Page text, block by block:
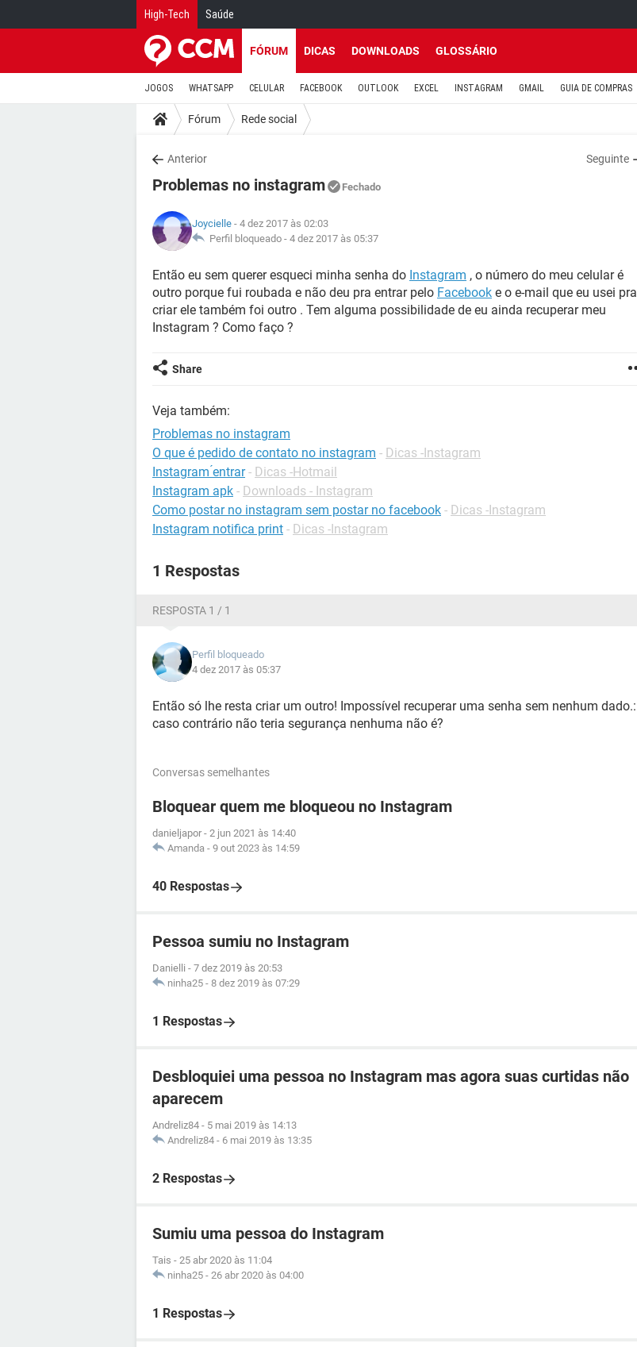
High-Tech Saúde
FÓRUM DICAS DOWNLOADS GLOSSÁRIO
JOGOS WHATSAPP CELULAR FACEBOOK OUTLOOK EXCEL INSTAGRAM GMAIL GUIA DE COMPRAS
Fórum Rede social
Anterior Seguinte
Problemas no instagram Fechado
Joycielle - 4 dez 2017 às 02:03
Perfil bloqueado - 4 dez 2017 às 05:37
Então eu sem querer esqueci minha senha do Instagram , o número do meu celular é
outro porque fui roubada e não deu pra entrar pelo Facebook e o e-mail que eu usei pra
criar ele também foi outro . Tem alguma possibilidade de eu ainda recuperar meu
Instagram ? Como faço ?
Share
Veja também:
Problemas no instagram
O que é pedido de contato no instagram - Dicas -Instagram
Instagram ́entrar - Dicas -Hotmail
Instagram apk - Downloads - Instagram
Como postar no instagram sem postar no facebook - Dicas -Instagram
Instagram notifica print - Dicas -Instagram
1 Respostas
RESPOSTA 1 / 1
Perfil bloqueado
4 dez 2017 às 05:37
Então só lhe resta criar um outro! Impossível recuperar uma senha sem nenhum dado.:
caso contrário não teria segurança nenhuma não é?
Conversas semelhantes
Bloquear quem me bloqueou no Instagram
danieljapor - 2 jun 2021 às 14:40
Amanda - 9 out 2023 às 14:59
40 Respostas
Pessoa sumiu no Instagram
Danielli - 7 dez 2019 às 20:53
ninha25 - 8 dez 2019 às 07:29
1 Respostas
Desbloquiei uma pessoa no Instagram mas agora suas curtidas não
aparecem
Andreliz84 - 5 mai 2019 às 14:13
Andreliz84 - 6 mai 2019 às 13:35
2 Respostas
Sumiu uma pessoa do Instagram
Tais - 25 abr 2020 às 11:04
ninha25 - 26 abr 2020 às 04:00
1 Respostas